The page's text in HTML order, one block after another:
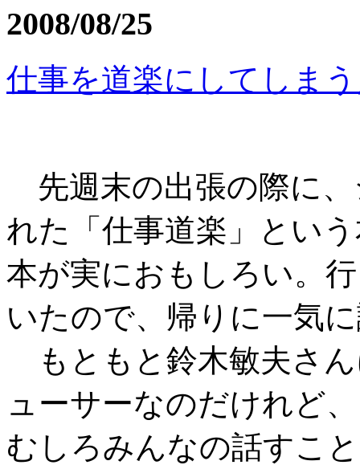
2008/08/25
仕事を道楽にしてしま
先週末の出張の際に
れた「仕事道楽」とい
本が実におもしろい。
いたので、帰りに一気
もともと鈴木敏夫さ
ューサーなのだけれど
むしろみんなの話すこ